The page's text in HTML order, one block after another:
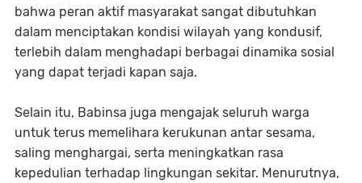
bahwa peran aktif masyarakat sangat dibutuhkan
dalam menciptakan kondisi wilayah yang kondusif,
terlebih dalam menghadapi berbagai dinamika sosial
yang dapat terjadi kapan saja.
Selain itu, Babinsa juga mengajak seluruh warga
untuk terus memelihara kerukunan antar sesama,
saling menghargai, serta meningkatkan rasa
kepedulian terhadap lingkungan sekitar. Menurutnya,